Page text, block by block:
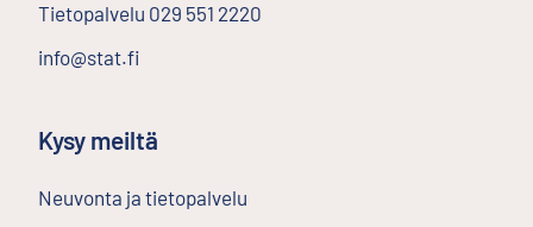
Tietopalvelu 029 551 2220
info@stat.fi
Kysy meiltä
Neuvonta ja tietopalvelu